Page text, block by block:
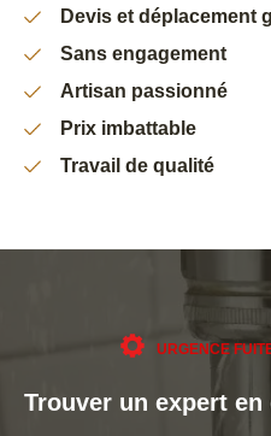
Devis et déplacement
Sans engagement
Artisan passionné
Prix imbattable
Travail de qualité
URGENCE
Trouver un expert en